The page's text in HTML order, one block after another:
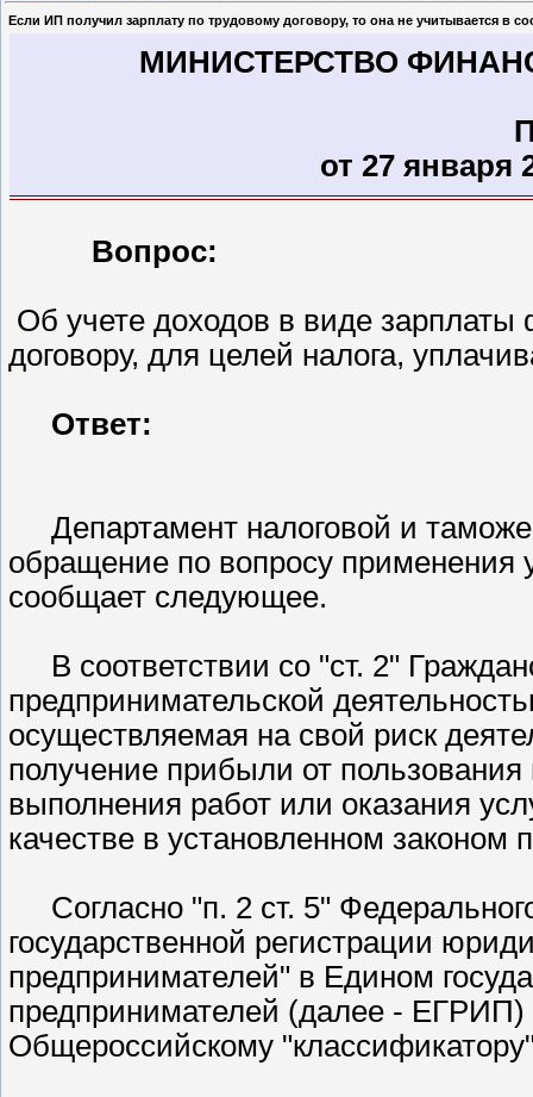
Если ИП получил зарплату по трудовому договору, то она не учитывается в
МИНИСТЕРСТВО
от 27 января
Вопрос:
Об учете доходов в виде
договору, для целей налога,
Ответ:
Департамент налоговой и
обращение по вопросу
сообщает следующее.
В соответствии со ст. 2
предпринимательской
осуществляемая на свой риск
получение прибыли от
выполнения работ или оказания
качестве в установленном законом
Согласно п. 2 ст. 5
государственной регистрации
предпринимателей" в Едином
предпринимателей (далее - ЕГРИП)
Общероссийскому
классификатору